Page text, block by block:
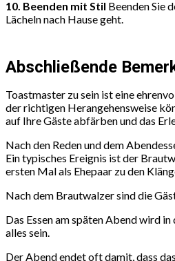
10. Beenden mit Stil Beenden Sie
Lächeln nach Hause geht.
Abschließende
Toastmaster zu sein ist eine
der richtigen Herangehensweise
auf Ihre Gäste abfärben und das
Nach den Reden und dem
Ein typisches Ereignis ist der
ersten Mal als Ehepaar zu den
Nach dem Brautwalzer sind die
Das Essen am späten Abend wird
alles sein.
Der Abend endet oft damit, dass